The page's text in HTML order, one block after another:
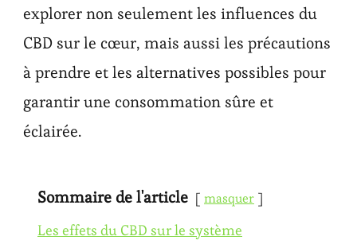
explorer non seulement les influences du
CBD sur le cœur, mais aussi les précautions
à prendre et les alternatives possibles pour
garantir une consommation sûre et
éclairée.
Sommaire de l'article masquer
Les effets du CBD sur le système